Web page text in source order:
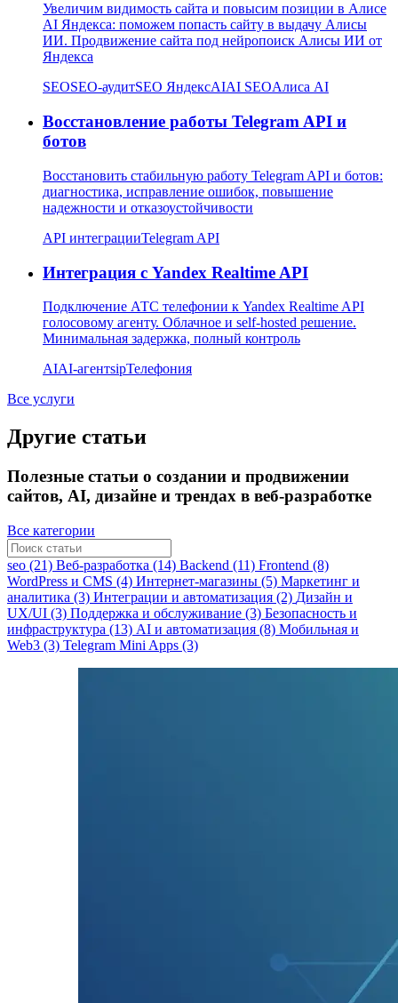
Увеличим видимость сайта и повысим позиции в Алисе
AI Яндекса: поможем попасть сайту в выдачу Алисы
ИИ. Продвижение сайта под нейропоиск Алисы ИИ от
Яндекса
SEOSEO-аудитSEO ЯндексAIAI SEOАлиса AI
Восстановление работы Telegram API и
ботов
Восстановить стабильную работу Telegram API и ботов:
диагностика, исправление ошибок, повышение
надежности и отказоустойчивости
API интеграцииTelegram API
Интеграция с Yandex Realtime API
Подключение АТС телефонии к Yandex Realtime API
голосовому агенту. Облачное и self-hosted решение.
Минимальная задержка, полный контроль
AIAI-агентsipТелефония
Все услуги
Другие статьи
Полезные статьи о создании и продвижении
сайтов, AI, дизайне и трендах в веб-разработке
Все категории
seo (21) Веб-разработка (14) Backend (11) Frontend (8)
WordPress и CMS (4) Интернет-магазины (5) Маркетинг и
аналитика (3) Интеграции и автоматизация (2) Дизайн и
UX/UI (3) Поддержка и обслуживание (3) Безопасность и
инфраструктура (13) AI и автоматизация (8) Мобильная и
Web3 (3) Telegram Mini Apps (3)